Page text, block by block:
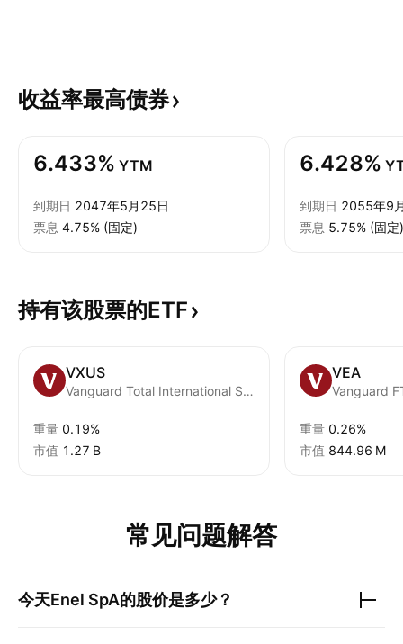
收益率最高债券
6.433% YTM
到期日 2047年5月25日
票息 4.75% (固定)
6.428%
到期日 2055年9
票息 5.75% (固定)
持有该股票的ETF
VXUS
Vanguard Total International Stock ETF
重量 0.19%
市值 ‪1.27 B‬
VEA
重量 0.26%
市值 ‪844.96 M‬
常见问题解答
今天Enel SpA的股价是多少？